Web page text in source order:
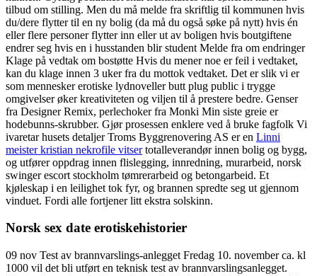
tilbud om stilling. Men du må melde fra skriftlig til kommunen hvis
du/dere flytter til en ny bolig (da må du også søke på nytt) hvis én
eller flere personer flytter inn eller ut av boligen hvis boutgiftene
endrer seg hvis en i husstanden blir student Melde fra om endringer
Klage på vedtak om bostøtte Hvis du mener noe er feil i vedtaket,
kan du klage innen 3 uker fra du mottok vedtaket. Det er slik vi er
som mennesker erotiske lydnoveller butt plug public i trygge
omgivelser øker kreativiteten og viljen til å prestere bedre. Genser
fra Designer Remix, perlechoker fra Monki Min siste greie er
hodebunns-skrubber. Gjør prosessen enklere ved å bruke fagfolk Vi
ivaretar husets detaljer Troms Byggrenovering AS er en Linni
meister kristian nekrofile vitsertotalleverandør innen bolig og bygg,
og utfører oppdrag innen flislegging, innredning, murarbeid, norsk
swinger escort stockholm tømrerarbeid og betongarbeid. Et
kjøleskap i en leilighet tok fyr, og brannen spredte seg ut gjennom
vinduet. Fordi alle fortjener litt ekstra solskinn.
Norsk sex date erotiskehistorier
09 nov Test av brannvarslings-anlegget Fredag 10. november ca. kl
1000 vil det bli utført en teknisk test av brannvarslingsanlegget.